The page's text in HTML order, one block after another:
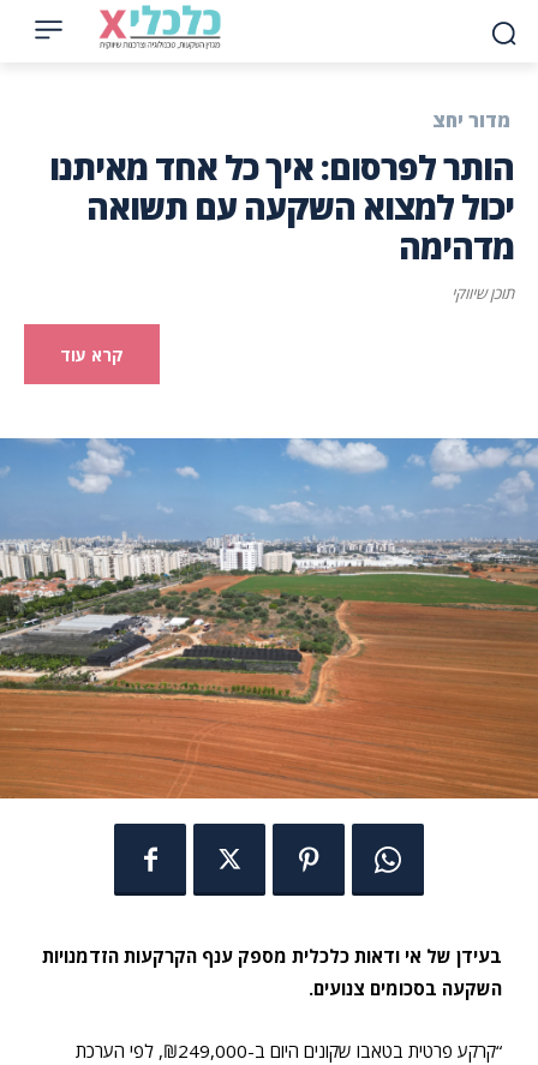
מדור יחצ
הותר לפרסום: איך כל אחד מאיתנו
יכול למצוא השקעה עם תשואה
מדהימה
תוכן שיווקי
קרא עוד
בעידן של אי ודאות כלכלית מספק ענף הקרקעות הזדמנויות
השקעה בסכומים צנועים.
“קרקע פרטית בטאבו שקונים היום ב-₪249,000, לפי הערכת